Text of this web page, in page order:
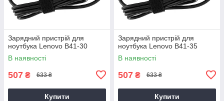
Зарядний пристрій для
ноутбука Lenovo B41-30
В наявності
507 ₴ 633 ₴
Купити
Зарядний пристрій для
ноутбука Lenovo B41-35
В наявності
507 ₴ 633 ₴
Купити